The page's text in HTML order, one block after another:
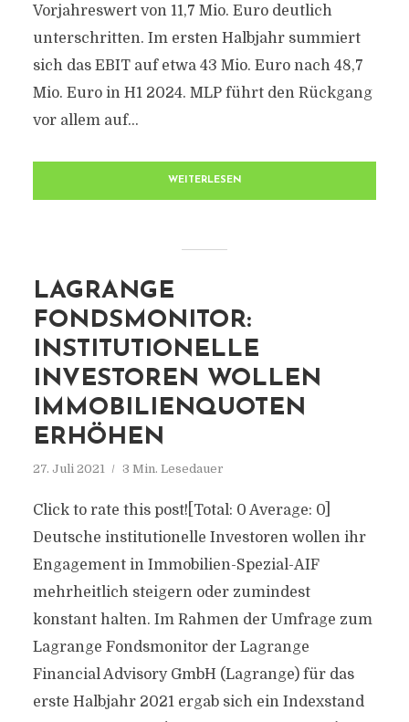
Vorjahreswert von 11,7 Mio. Euro deutlich
unterschritten. Im ersten Halbjahr summiert
sich das EBIT auf etwa 43 Mio. Euro nach 48,7
Mio. Euro in H1 2024. MLP führt den Rückgang
vor allem auf...
WEITERLESEN
LAGRANGE
FONDSMONITOR:
INSTITUTIONELLE
INVESTOREN WOLLEN
IMMOBILIENQUOTEN
ERHÖHEN
27. Juli 2021 3 Min. Lesedauer
Click to rate this post![Total: 0 Average: 0]
Deutsche institutionelle Investoren wollen ihr
Engagement in Immobilien-Spezial-AIF
mehrheitlich steigern oder zumindest
konstant halten. Im Rahmen der Umfrage zum
Lagrange Fondsmonitor der Lagrange
Financial Advisory GmbH (Lagrange) für das
erste Halbjahr 2021 ergab sich ein Indexstand